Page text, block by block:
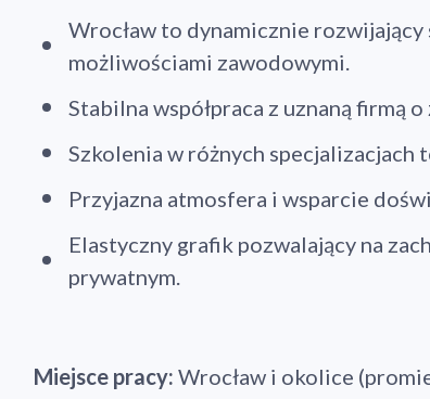
Wrocław to dynamicznie
możliwościami zawodowymi.
Stabilna współpraca z uznaną firmą
Szkolenia w różnych specjalizacjach
Przyjazna atmosfera i wsparcie
Elastyczny grafik pozwalający na
prywatnym.
Miejsce pracy: Wrocław i okolice